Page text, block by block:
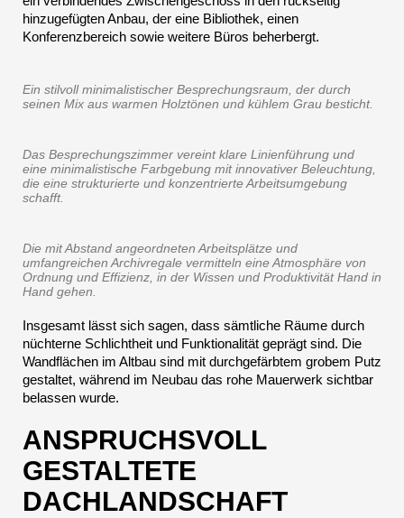
hinzugefügten Anbau, der eine Bibliothek, einen
Konferenzbereich sowie weitere Büros beherbergt.
Ein stilvoll minimalistischer Besprechungsraum, der durch
seinen Mix aus warmen Holztönen und kühlem Grau besticht.
Das Besprechungszimmer vereint klare Linienführung und
eine minimalistische Farbgebung mit innovativer Beleuchtung,
die eine strukturierte und konzentrierte Arbeitsumgebung
schafft.
Die mit Abstand angeordneten Arbeitsplätze und
umfangreichen Archivregale vermitteln eine Atmosphäre von
Ordnung und Effizienz, in der Wissen und Produktivität Hand in
Hand gehen.
Insgesamt lässt sich sagen, dass sämtliche Räume durch
nüchterne Schlichtheit und Funktionalität geprägt sind. Die
Wandflächen im Altbau sind mit durchgefärbtem grobem Putz
gestaltet, während im Neubau das rohe Mauerwerk sichtbar
belassen wurde.
ANSPRUCHSVOLL
GESTALTETE
DACHLANDSCHAFT